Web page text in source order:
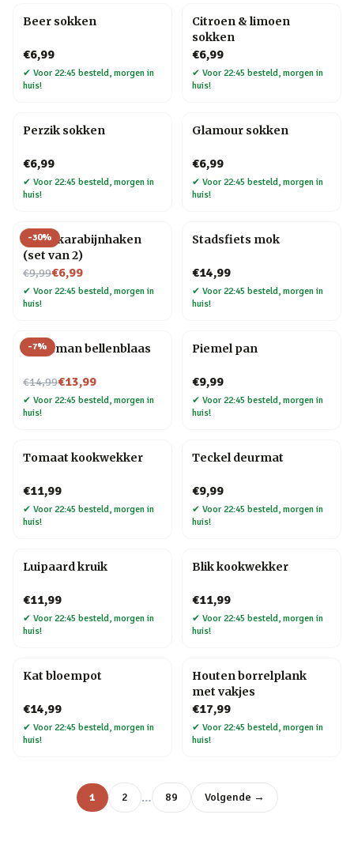
Beer sokken
€6,99
✔ Voor 22:45 besteld, morgen in
huis!
Citroen & limoen
sokken
€6,99
✔ Voor 22:45 besteld, morgen in
huis!
Perzik sokken
€6,99
✔ Voor 22:45 besteld, morgen in
huis!
Glamour sokken
€6,99
✔ Voor 22:45 besteld, morgen in
huis!
-30%
Hond karabijnhaken
(set van 2)
€9,99
Nu voor€6,99
✔ Voor 22:45 besteld, morgen in
huis!
Stadsfiets mok
€14,99
✔ Voor 22:45 besteld, morgen in
huis!
-7%
Kerstman bellenblaas
€14,99
Nu voor€13,99
✔ Voor 22:45 besteld, morgen in
huis!
Piemel pan
€9,99
✔ Voor 22:45 besteld, morgen in
huis!
Tomaat kookwekker
€11,99
✔ Voor 22:45 besteld, morgen in
huis!
Teckel deurmat
€9,99
✔ Voor 22:45 besteld, morgen in
huis!
Luipaard kruik
€11,99
✔ Voor 22:45 besteld, morgen in
huis!
Blik kookwekker
€11,99
✔ Voor 22:45 besteld, morgen in
huis!
Kat bloempot
€14,99
✔ Voor 22:45 besteld, morgen in
huis!
Houten borrelplank
met vakjes
€17,99
✔ Voor 22:45 besteld, morgen in
huis!
1 2 … 89 Volgende →